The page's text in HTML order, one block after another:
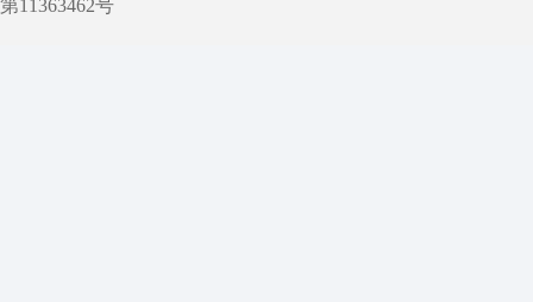
第11363462号